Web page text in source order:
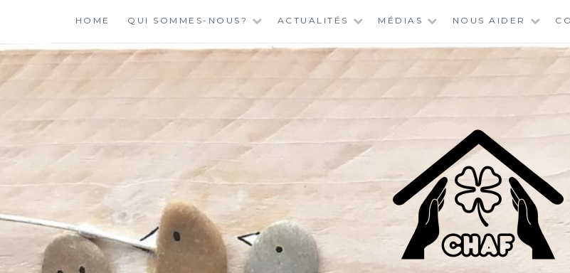
content
HOME QUI SOMMES-NOUS? ACTUALITÉS MÉDIAS NOUS AIDER